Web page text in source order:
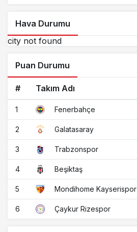
Hava Durumu
city not found
Puan Durumu
# Takım Adı
1 Fenerbahçe
2 Galatasaray
3 Trabzonspor
4 Beşiktaş
5 Mondihome Kayserispor
6 Çaykur Rizespor